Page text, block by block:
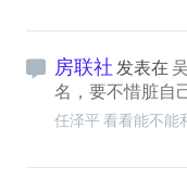
房联社 发表在
名，要不惜脏自
任泽平 看看能不能